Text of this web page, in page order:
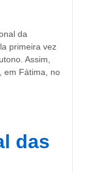
da
primeira vez
Assim,
em Fátima, no
das